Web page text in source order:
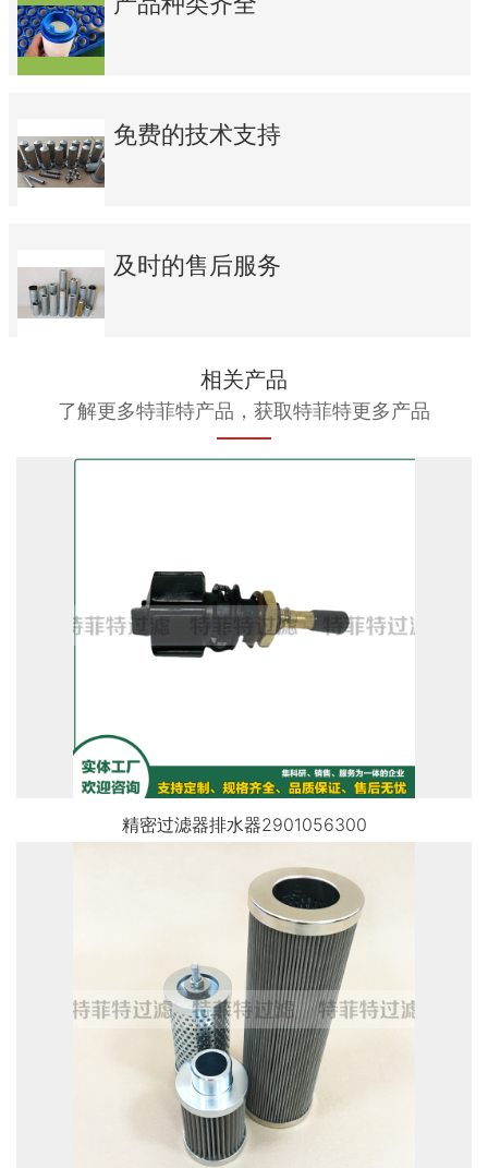
免费的技术支持
及时的售后服务
相关产品
了解更多特菲特产品，获取特菲特更多产品
精密过滤器排水器2901056300